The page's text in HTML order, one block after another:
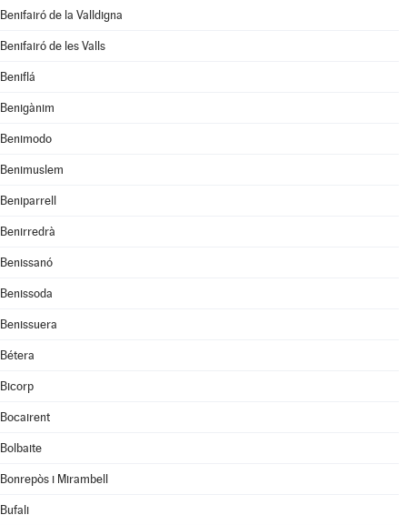
Benifairó de la Valldigna
Benifairó de les Valls
Beniflá
Benigànim
Benimodo
Benimuslem
Beniparrell
Benirredrà
Benissanó
Benissoda
Benissuera
Bétera
Bicorp
Bocairent
Bolbaite
Bonrepòs i Mirambell
Bufali